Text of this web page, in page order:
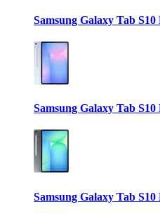
Samsung Galaxy Tab
Samsung Galaxy Tab
Samsung Galaxy Tab